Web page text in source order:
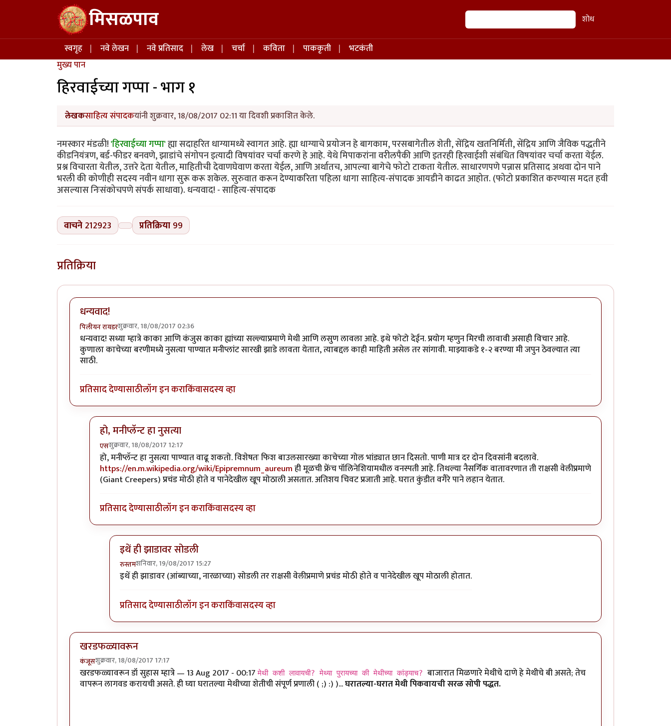
Skip to main content मिसळपाव शोध शोध
Main navigation
स्वगृह नवे लेखन नवे प्रतिसाद लेख चर्चा कविता पाककृती
भटकंती
मुख्य पान
हिरवाईच्या गप्पा - भाग १
लेखकसाहित्य संपादकयांनी शुक्रवार, 18/08/2017 02:11 या दिवशी प्रकाशित केले.
नमस्कार मंडळी!'हिरवाईच्या गप्पा'ह्या सदाहरित धाग्यामध्ये स्वागत आहे. ह्या धाग्याचे प्रयोजन हे बागकाम, परसबागेतील शेती, सेंद्रिय खतनिर्मिती, सेंद्रिय आणि जैविक पद्धतीने
कीडनियंत्रण, बर्ड-फीडर बनवणे, झाडांचे संगोपन इत्यादी विषयांवर चर्चा करणे हे आहे. येथे मिपाकरांना वरीलपैकी आणि इतरही हिरवाईशी संबंधित विषयांवर चर्चा करता येईल.
प्रश्न विचारता येतील, उत्तरे देता येतील, माहितीची देवाणघेवाण करता येईल, आणि अर्थातच, आपल्या बागेचे फोटो टाकता येतील. साधारणपणे पन्नास प्रतिसाद अथवा दोन पाने
भरली की कोणीही सदस्य नवीन धागा सुरू करू शकेल. सुरुवात करून देण्याकरिता पहिला धागा साहित्य-संपादक आयडीने काढत आहोत. (फोटो प्रकाशित करण्यास मदत हवी
असल्यास निःसंकोचपणे संपर्क साधावा). धन्यवाद! - साहित्य-संपादक
वाचने 212923 प्रतिक्रिया 99
प्रतिक्रिया
धन्यवाद!
पिलीयन रायडरशुक्रवार, 18/08/2017 02:36
धन्यवाद! सध्या म्हात्रे काका आणि कंजुस काका ह्यांच्या सल्ल्याप्रमाणे मेथी आणि लसुण लावला आहे. इथे फोटो देईन. प्रयोग म्हणुन मिरची लावावी असाही विचार आहे.
कुणाला काचेच्या बरणीमध्ये नुसत्या पाण्यात मनीप्लांट सारखी झाडे लावता येतात, त्याबद्दल काही माहिती असेल तर सांगावी. माझ्याकडे १-२ बरण्या मी जपुन ठेवल्यात त्या
साठी.
प्रतिसाद देण्यासाठीलॉग इन कराकिंवासदस्य व्हा
हो, मनीप्लॅन्ट हा नुसत्या
एसशुक्रवार, 18/08/2017 12:17
In reply toधन्यवाद!byपिलीयन रायडर
हो, मनीप्लॅन्ट हा नुसत्या पाण्यात वाढू शकतो. विशेषतः फिश बाउलसारख्या काचेच्या गोल भांड्यात छान दिसतो. पाणी मात्र दर दोन दिवसांनी बदलावे.
https://en.m.wikipedia.org/wiki/Epipremnum_aureumही मूळची फ्रेंच पॉलिनेशियामधील वनस्पती आहे. तिथल्या नैसर्गिक वातावरणात ती राक्षसी वेलीप्रमाणे
(Giant Creepers) प्रचंड मोठी होते व पानेदेखील खूप मोठाली असतात. अतिशय चिवट प्रजाती आहे. घरात कुंडीत वगैरे पाने लहान येतात.
प्रतिसाद देण्यासाठीलॉग इन कराकिंवासदस्य व्हा
इथें ही झाडावर सोडली
रुस्तमशनिवार, 19/08/2017 15:27
In reply toहो, मनीप्लॅन्ट हा नुसत्याbyएस
इथें ही झाडावर (आंब्याच्या, नारळाच्या) सोडली तर राक्षसी वेलीप्रमाणे प्रचंड मोठी होते व पानेदेखील खूप मोठाली होतात.
प्रतिसाद देण्यासाठीलॉग इन कराकिंवासदस्य व्हा
खरडफळ्यावरून
कंजूसशुक्रवार, 18/08/2017 17:17
खरडफळ्यावरून डॉ सुहास म्हात्रे — 13 Aug 2017 - 00:17मेथी कशी लावायची? मेथ्या पुरायच्या की मेथीच्या कांड्याच? बाजारात मिळणारे मेथीचे दाणे हे मेथीचे बी असते; तेच
वापरून लागवड करायची असते. ही घ्या घरातल्या मेथीच्या शेतीची संपूर्ण प्रणाली ( ;) :) )...घरातल्या-घरात मेथी पिकवायची सरळ सोपी पद्धत.